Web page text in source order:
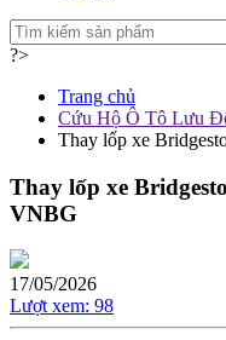
?>
Trang chủ
Cứu Hộ Ô Tô Lưu
Thay lốp xe
Thay lốp xe
VNBG
17/05/2026
Lượt xem: 98